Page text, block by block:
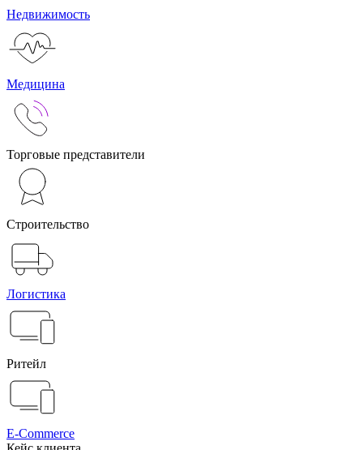
Недвижимость
Медицина
Торговые представители
Строительство
Логистика
Ритейл
E-Commerce